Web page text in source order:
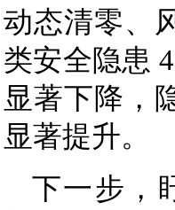
动态清零、
类安全隐患
显著下降，
显著提升。
下一步，